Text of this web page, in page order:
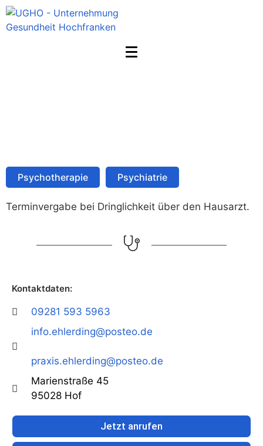
Psychotherapie Psychiatrie
Terminvergabe bei Dringlichkeit über den Hausarzt.
Kontaktdaten:
09281 593 5963
info.ehlerding@posteo.de
praxis.ehlerding@posteo.de
Marienstraße 45
95028 Hof
Jetzt anrufen